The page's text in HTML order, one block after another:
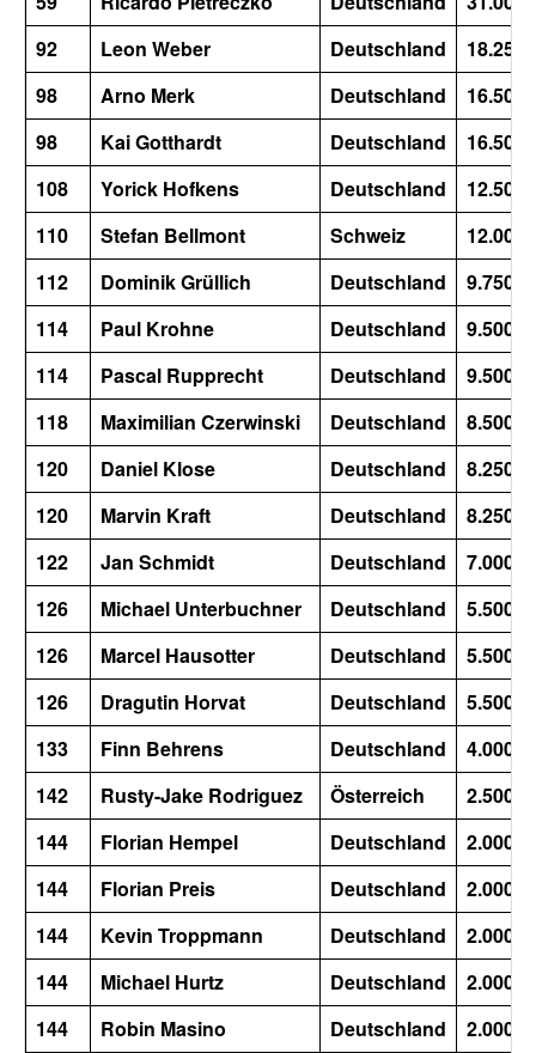
92
Leon Weber Deutschland
18.250
98
Arno Merk Deutschland
16.500
98
Kai Gotthardt Deutschland
16.500
108
Yorick Hofkens Deutschland
12.500
110
Stefan Bellmont Schweiz
12.000
112
Dominik Grüllich Deutschland
9.750
114
Paul Krohne Deutschland
9.500
114
Pascal Rupprecht Deutschland
9.500
118
Maximilian Czerwinski Deutschland
8.500
120
Daniel Klose Deutschland
8.250
120
Marvin Kraft Deutschland
8.250
122
Jan Schmidt Deutschland
7.000
126
Michael Unterbuchner Deutschland
5.500
126
Marcel Hausotter Deutschland
5.500
126
Dragutin Horvat Deutschland
5.500
133
Finn Behrens Deutschland
4.000
142
Rusty-Jake Rodriguez Österreich
2.500
144
Florian Hempel Deutschland
2.000
144
Florian Preis Deutschland
2.000
144
Kevin Troppmann Deutschland
2.000
144
Michael Hurtz Deutschland
2.000
144
Robin Masino Deutschland
2.000